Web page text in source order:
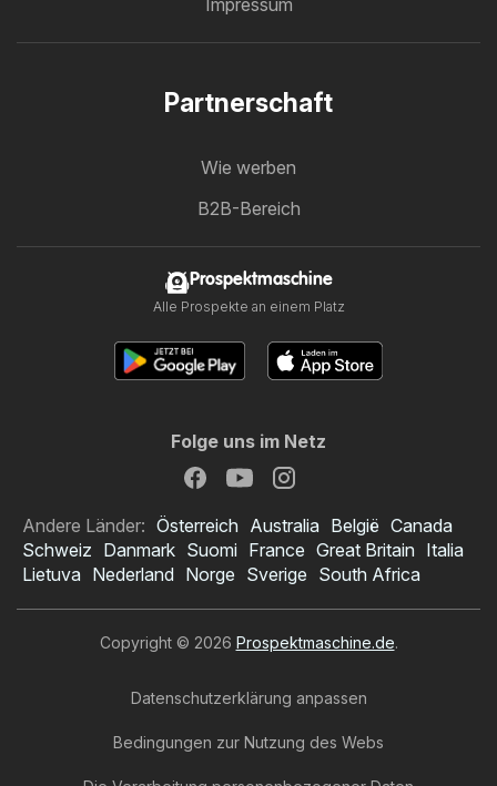
Impressum
Partnerschaft
Wie werben
B2B-Bereich
Prospektmaschine
Alle Prospekte an einem Platz
Folge uns im Netz
Andere Länder: Österreich Australia België Canada
Schweiz Danmark Suomi France Great Britain Italia
Lietuva Nederland Norge Sverige South Africa
Copyright © 2026 Prospektmaschine.de.
Datenschutzerklärung anpassen
Bedingungen zur Nutzung des Webs